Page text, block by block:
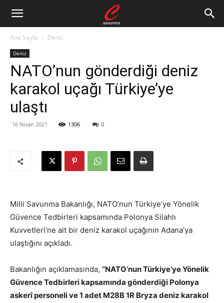
Ana Sayfa Deniz
Deniz
NATO’nun gönderdiği deniz
karakol uçağı Türkiye’ye
ulaştı
16 Nisan 2021 1306 0
Milli Savunma Bakanlığı, NATO’nun Türkiye’ye Yönelik
Güvence Tedbirleri kapsamında Polonya Silahlı
Kuvvetleri’ne ait bir deniz karakol uçağının Adana’ya
ulaştığını açıkladı.
Bakanlığın açıklamasında, “NATO’nun Türkiye’ye Yönelik
Güvence Tedbirleri kapsamında gönderdiği Polonya
askerî personeli ve 1 adet M28B 1R Bryza deniz karakol